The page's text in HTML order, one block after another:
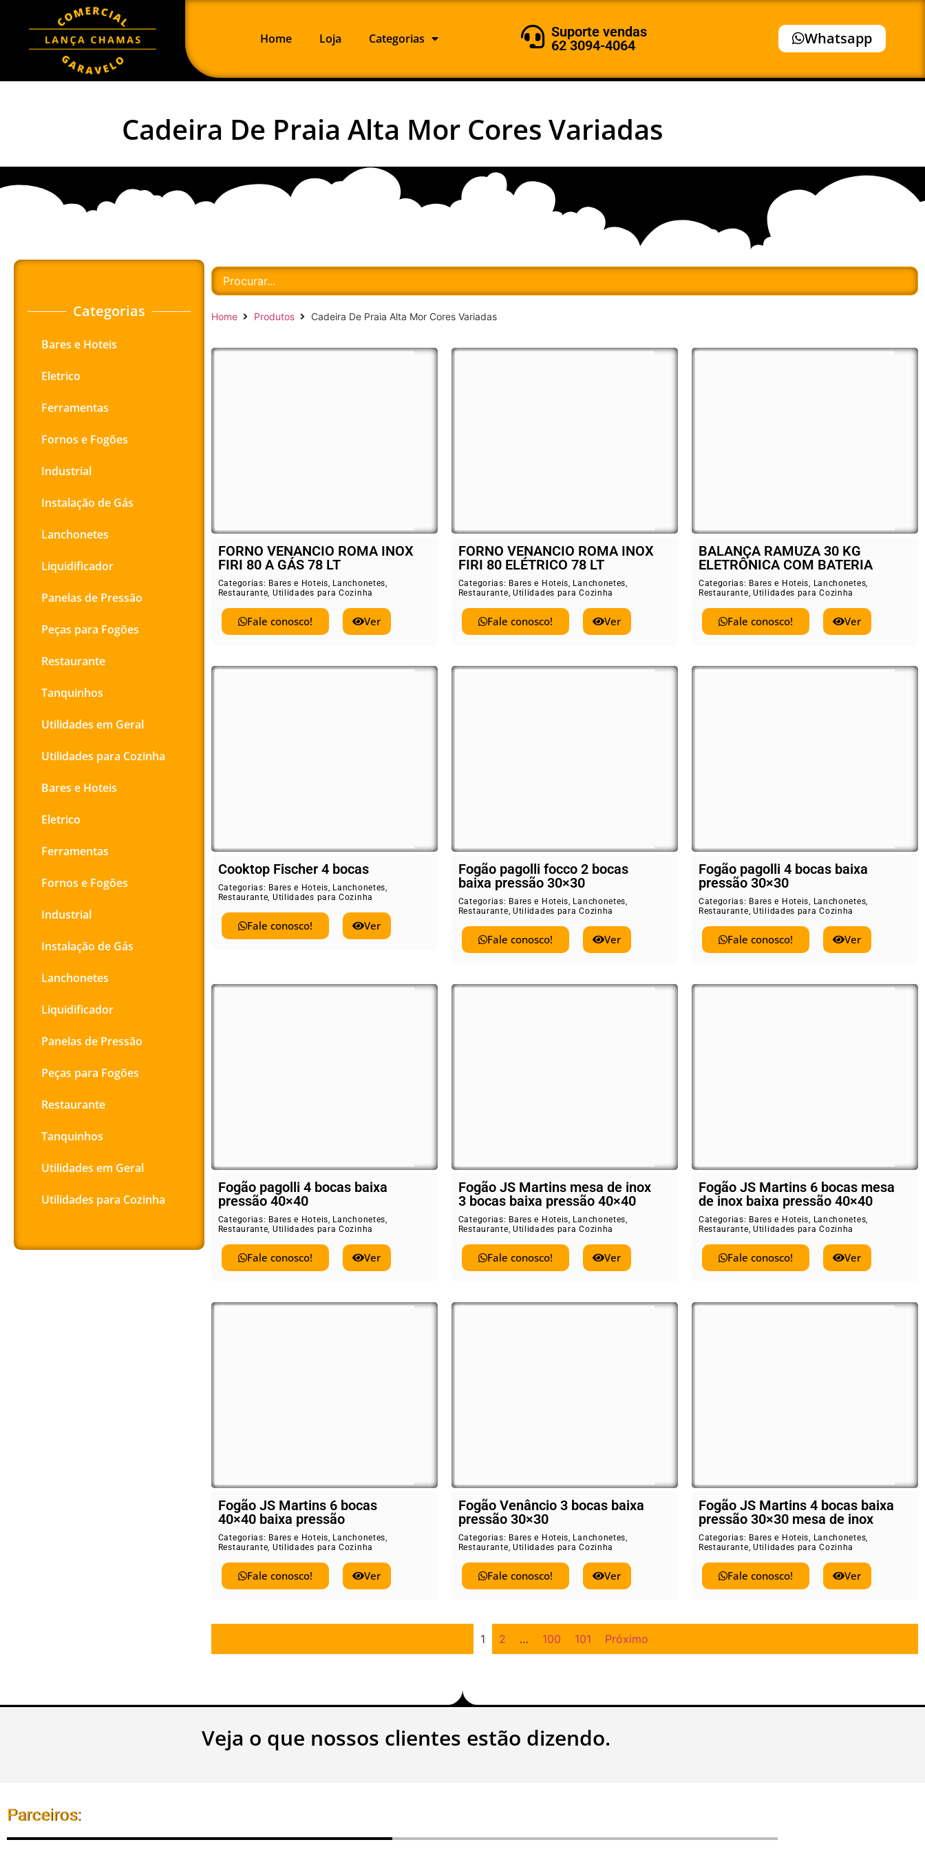
Home Loja Categorias
Suporte vendas
62 3094-4064
Whatsapp
Cadeira De Praia Alta Mor Cores Variadas
Categorias
Bares e Hoteis
Eletrico
Ferramentas
Fornos e Fogões
Industrial
Instalação de Gás
Lanchonetes
Liquidificador
Panelas de Pressão
Peças para Fogões
Restaurante
Tanquinhos
Utilidades em Geral
Utilidades para Cozinha
Bares e Hoteis
Eletrico
Ferramentas
Fornos e Fogões
Industrial
Instalação de Gás
Lanchonetes
Liquidificador
Panelas de Pressão
Peças para Fogões
Restaurante
Tanquinhos
Utilidades em Geral
Utilidades para Cozinha
Home Produtos Cadeira De Praia Alta Mor Cores Variadas
FORNO VENANCIO ROMA INOX
FIRI 80 A GÁS 78 LT
Categorias: Bares e Hoteis, Lanchonetes,
Restaurante, Utilidades para Cozinha
Fale conosco! Ver
FORNO VENANCIO ROMA INOX
FIRI 80 ELÉTRICO 78 LT
Categorias: Bares e Hoteis, Lanchonetes,
Restaurante, Utilidades para Cozinha
Fale conosco! Ver
BALANÇA RAMUZA 30 KG
ELETRÔNICA COM BATERIA
Categorias: Bares e Hoteis, Lanchonetes,
Restaurante, Utilidades para Cozinha
Fale conosco! Ver
Cooktop Fischer 4 bocas
Categorias: Bares e Hoteis, Lanchonetes,
Restaurante, Utilidades para Cozinha
Fale conosco! Ver
Fogão pagolli focco 2 bocas
baixa pressão 30×30
Categorias: Bares e Hoteis, Lanchonetes,
Restaurante, Utilidades para Cozinha
Fale conosco! Ver
Fogão pagolli 4 bocas baixa
pressão 30×30
Categorias: Bares e Hoteis, Lanchonetes,
Restaurante, Utilidades para Cozinha
Fale conosco! Ver
Fogão pagolli 4 bocas baixa
pressão 40×40
Categorias: Bares e Hoteis, Lanchonetes,
Restaurante, Utilidades para Cozinha
Fale conosco! Ver
Fogão JS Martins mesa de inox
3 bocas baixa pressão 40×40
Categorias: Bares e Hoteis, Lanchonetes,
Restaurante, Utilidades para Cozinha
Fale conosco! Ver
Fogão JS Martins 6 bocas mesa
de inox baixa pressão 40×40
Categorias: Bares e Hoteis, Lanchonetes,
Restaurante, Utilidades para Cozinha
Fale conosco! Ver
Fogão JS Martins 6 bocas
40×40 baixa pressão
Categorias: Bares e Hoteis, Lanchonetes,
Restaurante, Utilidades para Cozinha
Fale conosco! Ver
Fogão Venâncio 3 bocas baixa
pressão 30×30
Categorias: Bares e Hoteis, Lanchonetes,
Restaurante, Utilidades para Cozinha
Fale conosco! Ver
Fogão JS Martins 4 bocas baixa
pressão 30×30 mesa de inox
Categorias: Bares e Hoteis, Lanchonetes,
Restaurante, Utilidades para Cozinha
Fale conosco! Ver
1 2 … 100 101 Próximo
Veja o que nossos clientes estão dizendo.
Parceiros: